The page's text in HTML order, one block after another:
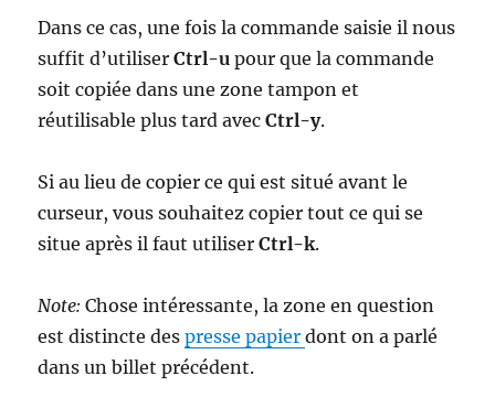
Dans ce cas, une fois la commande saisie il nous
suffit d’utiliserCtrl-u pour que la commande
soit copiée dans une zone tampon et
réutilisable plus tard avecCtrl-y.
Si au lieu de copier ce qui est situé avant le
curseur, vous souhaitez copier tout ce qui se
situe après il faut utiliserCtrl-k.
Note: Chose intéressante, la zone en question
est distincte despresse papierdont on a parlé
dans un billet précédent.